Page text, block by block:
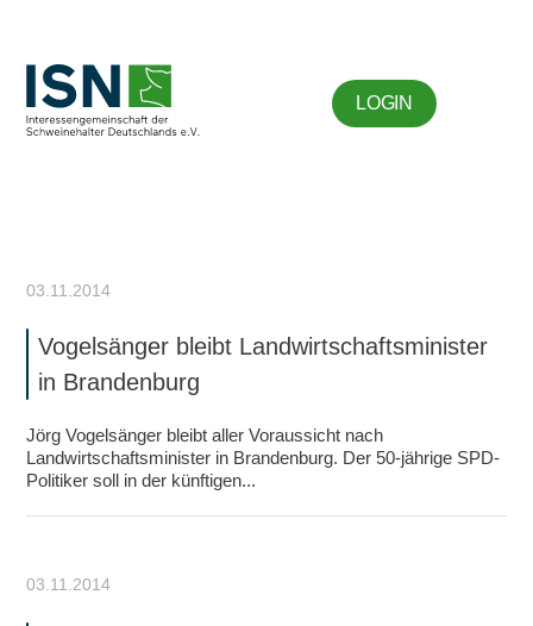
LOGIN
03.11.2014
Vogelsänger bleibt Landwirtschaftsminister
in Brandenburg
Jörg Vogelsänger bleibt aller Voraussicht nach
Landwirtschaftsminister in Brandenburg. Der 50-jährige SPD-
Politiker soll in der künftigen...
03.11.2014